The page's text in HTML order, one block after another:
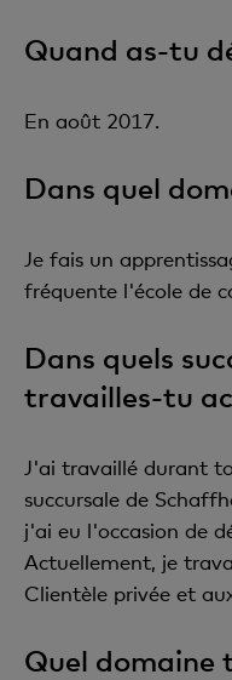
Quand as-tu
En août 2017.
Dans quel
Je fais un
fréquente l'école de
Dans quels
travailles-tu
J'ai travaillé durant
succursale de
j'ai eu l'occasion de
Actuellement, je
Clientèle privée et
Quel domaine